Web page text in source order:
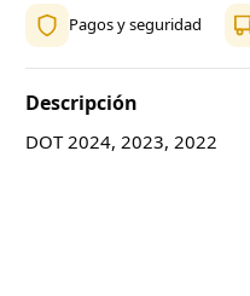
Pagos y seguridad
Descripción
DOT 2024, 2023, 2022